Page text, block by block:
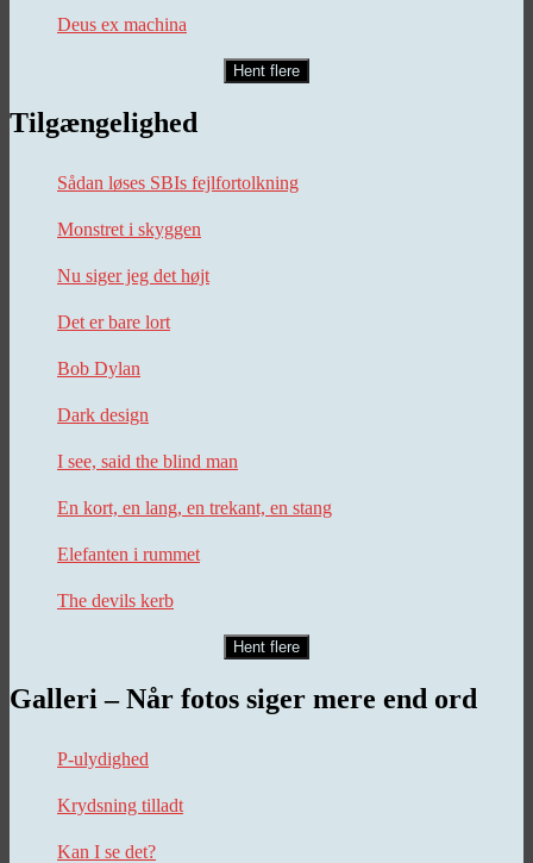
Deus ex machina
Hent flere
Tilgængelighed
Sådan løses SBIs fejlfortolkning
Monstret i skyggen
Nu siger jeg det højt
Det er bare lort
Bob Dylan
Dark design
I see, said the blind man
En kort, en lang, en trekant, en stang
Elefanten i rummet
The devils kerb
Hent flere
Galleri – Når fotos siger mere end ord
P-ulydighed
Krydsning tilladt
Kan I se det?